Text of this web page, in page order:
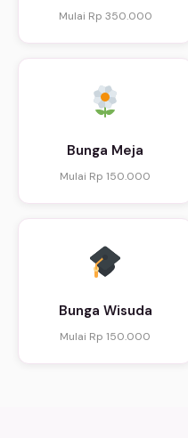
Mulai Rp 350.000
Bunga Meja
Mulai Rp 150.000
Bunga Wisuda
Mulai Rp 150.000